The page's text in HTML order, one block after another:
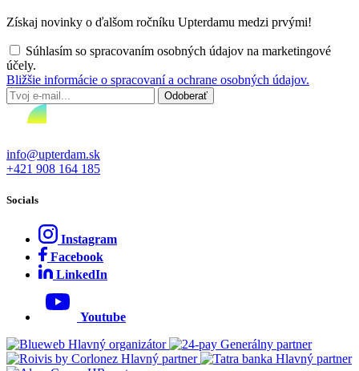
Získaj novinky o ďalšom ročníku Upterdamu medzi prvými!
Súhlasím so spracovaním osobných údajov na marketingové
účely.
Bližšie informácie o spracovaní a ochrane osobných údajov.
info@upterdam.sk
+421 908 164 185
Socials
Instagram
Facebook
LinkedIn
Youtube
Hlavný organizátor
Generálny partner
Hlavný partner
Hlavný partner